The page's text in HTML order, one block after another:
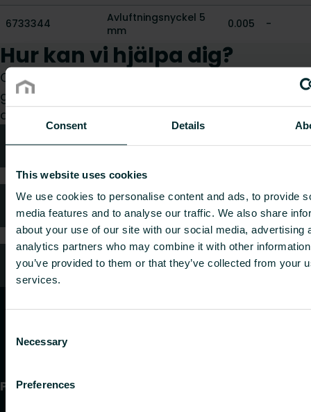
Consent Details
This website uses cookies
We use cookies to personalise content and ads, to provide
media features and to analyse our traffic. We also share
about your use of our site with our social media, advertising
analytics partners who may combine it with other
you’ve provided to them or that they’ve collected from your
services.
Selection
Necessary
Preferences
6733344
Avluftningsnyckel 5
mm
0.005 -
Hur kan vi hjälpa dig?
Oavsett om du är konsult, installatör, arkitekt eller
grossist, välj en kategori så tar vi gärna hand om
din förfrågan.
Teknisk rådgivning
Kundtjänst
Vanliga frågor
Produkter